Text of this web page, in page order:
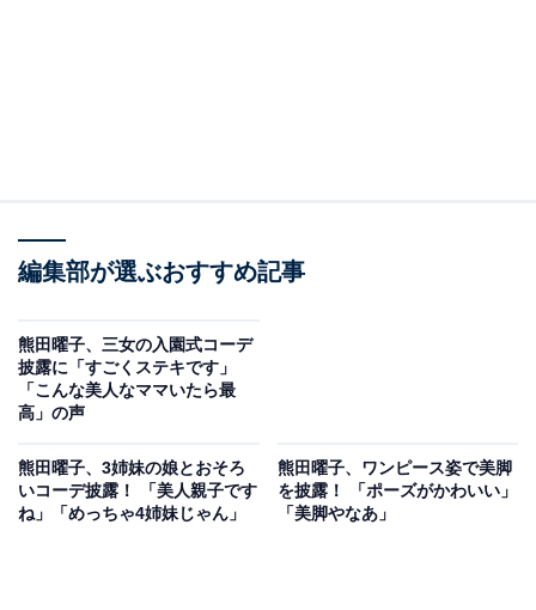
編集部が選ぶおすすめ記事
熊田曜子、三女の入園式コーデ
披露に「すごくステキです」
「こんな美人なママいたら最
高」の声
熊田曜子、3姉妹の娘とおそろ
いコーデ披露！ 「美人親子です
ね」「めっちゃ4姉妹じゃん」
熊田曜子、ワンピース姿で美脚
を披露！ 「ポーズがかわいい」
「美脚やなあ」